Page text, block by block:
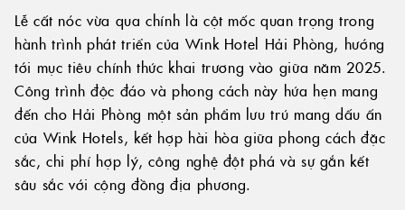
Lễ cất nóc vừa qua chính là cột mốc quan trọng trong
hành trình phát triển của Wink Hotel Hải Phòng, hướng
tới mục tiêu chính thức khai trương vào giữa năm 2025.
Công trình độc đáo và phong cách này hứa hẹn mang
đến cho Hải Phòng một sản phẩm lưu trú mang dấu ấn
của Wink Hotels, kết hợp hài hòa giữa phong cách đặc
sắc, chi phí hợp lý, công nghệ đột phá và sự gắn kết
sâu sắc với cộng đồng địa phương.